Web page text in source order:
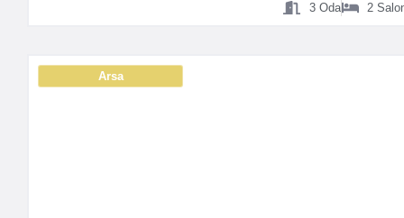
3Oda 2
Arsa